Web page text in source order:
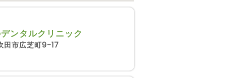
ンタルクリニック
田市広芝町9-17